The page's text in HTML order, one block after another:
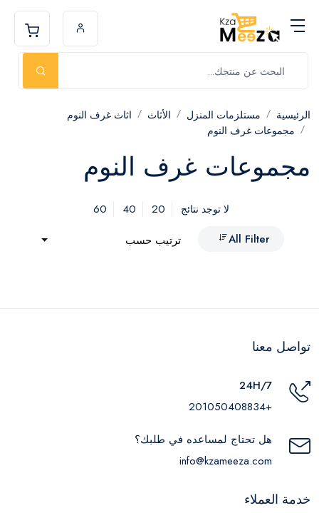
الرئيسية مستلزمات المنزل الأثاث
اثاث غرف النوم
مجموعات غرف النوم
مجموعات غرف النوم
لا توجد نتائج 20
40
60
All Filter
ترتيب حسب
تواصل معنا
24H/7
+201050408834
هل تحتاج لمساعده في طلبك؟
info@kzameeza.com
خدمة العملاء